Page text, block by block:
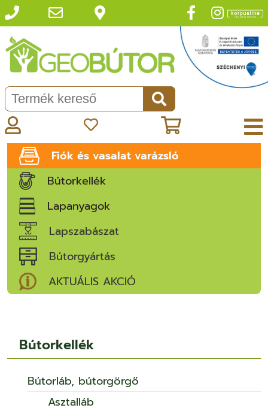
Fiók és vasalat varázsló
Bútorkellék
Lapanyagok
Lapszabászat
Bútorgyártás
AKTUÁLIS AKCIÓ
Bútorkellék
Bútorláb, bútorgörgő
Asztalláb